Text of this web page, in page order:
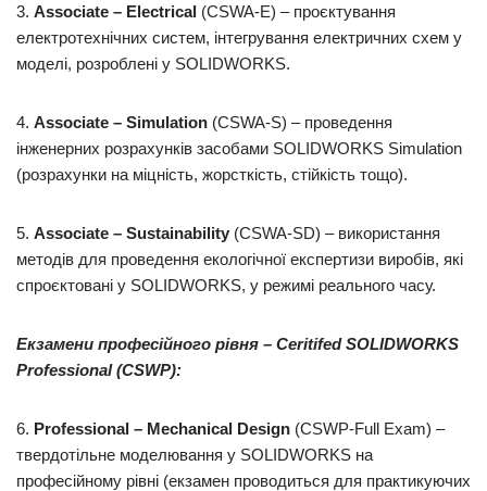
3. Associate – Electrical (CSWA-E) – проєктування
електротехнічних систем, інтегрування електричних схем у
моделі, розроблені у SOLIDWORKS.
4. Associate – Simulation (CSWA-S) – проведення
інженерних розрахунків засобами SOLIDWORKS Simulation
(розрахунки на міцність, жорсткість, стійкість тощо).
5. Associate – Sustainability (CSWA-SD) – використання
методів для проведення екологічної експертизи виробів, які
спроєктовані у SOLIDWORKS, у режимі реального часу.
Екзамени професійного рівня – Ceritifed SOLIDWORKS
Professional(CSWP):
6. Professional – Mechanical Design (CSWP-Full Exam) –
твердотільне моделювання у SOLIDWORKS на
професійному рівні (екзамен проводиться для практикуючих